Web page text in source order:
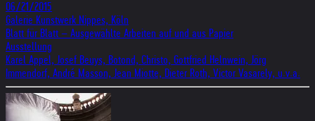
06/21/2015
Galerie Kunstwerk Nippes, Köln
Blatt für Blatt – Ausgewählte Arbeiten auf und aus Papier
Ausstellung
Karel Appel, Josef Beuys, Botond, Christo, Gottfried Helnwein, Jörg
Immendorf, André Masson, Jean Miotte, Dieter Roth, Victor Vasarely, u.v.a.